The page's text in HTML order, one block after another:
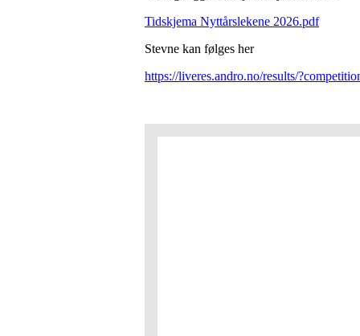
Tidskjema Nyttårslekene 2026.pdf
Stevne kan følges her
https://liveres.andro.no/results/